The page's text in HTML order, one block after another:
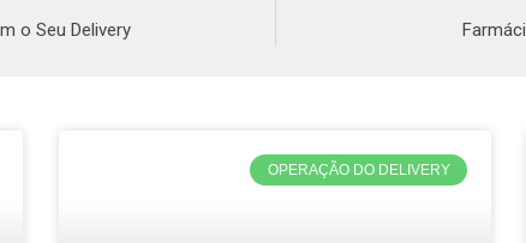
o Seu Delivery
OPERAÇÃO DO DELIVERY